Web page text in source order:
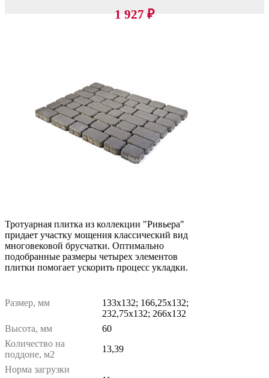
1 927 ₽
Тротуарная плитка из коллекции "Ривьера"
придает участку мощения классический вид
многовековой брусчатки. Оптимально
подобранные размеры четырех элементов
плитки помогает ускорить процесс укладки.
Размер, мм
133х132; 166,25х132;
232,75х132; 266х132
Высота, мм
60
Количество на
поддоне, м2
13,39
Норма загрузки